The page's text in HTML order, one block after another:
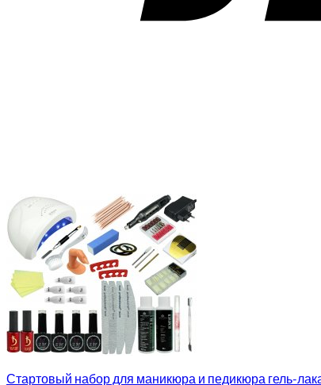
Стартовый набор для маникюра и педикюра гель-